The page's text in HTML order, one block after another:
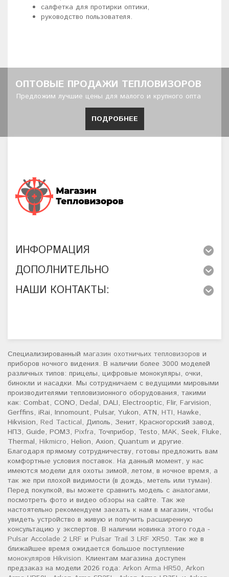
салфетка для протирки оптики,
руководство пользователя.
ОПТОВЫЕ ПРОДАЖИ ТЕПЛОВИЗОРОВ
Предложим лучшие цены для малого и крупного опта
ПОДРОБНЕЕ
ИНФОРМАЦИЯ
ДОПОЛНИТЕЛЬНО
НАШИ КОНТАКТЫ:
Специализированный магазин охотничьих тепловизоров и
приборов ночного видения. В наличии более 3000 моделей
различных типов: прицелы, цифровые монокуляры, очки,
бинокли и насадки. Мы сотрудничаем с ведущими мировыми
производителями тепловизионного оборудования, такими
как: Combat, CONO, Dedal, DALI, Electrooptic, Flir, Farvision,
Gerffins, iRai, Innomount, Pulsar, Yukon, ATN, HTI, Hawke,
Hikvision, Red Tactical, Диполь, Зенит, Красногорский завод,
НПЗ, Guide, РОМЗ, Pixfra, Точприбор, Testo, MAK, Seek, Fluke,
Thermal, Hikmicro, Helion, Axion, Quantum и другие.
Благодаря прямому сотрудничеству, готовы предложить вам
комфортные условия поставок. На данный момент, у нас
имеются модели для охоты зимой, летом, в ночное время, а
так же при плохой видимости (в дождь, метель или туман).
Перед покупкой, вы можете сравнить модель с аналогами,
посмотреть фото и видео обзоры на сайте. Так же
настоятельно рекомендуем заехать к нам в магазин, чтобы
увидеть устройство в живую и получить расширенную
консультацию у экспертов. В наличии новинка этого года -
Pulsar Accolade 2 LRF и Pulsar Trail 3 LRF XR50. Так же в
ближайшее время ожидается большое поступление
монокуляров Hikvision. Клиентам магазина доступен
предзаказ на модели 2026 года: Arkon Arma HR50, Arkon